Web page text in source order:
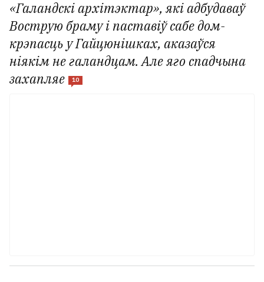
«Галандскі архітэктар», які адбудаваў
Вострую браму і паставіў сабе дом-
крэпасць у Гайцюнішках, аказаўся
ніякім не галандцам. Але яго спадчына
захапляе
10